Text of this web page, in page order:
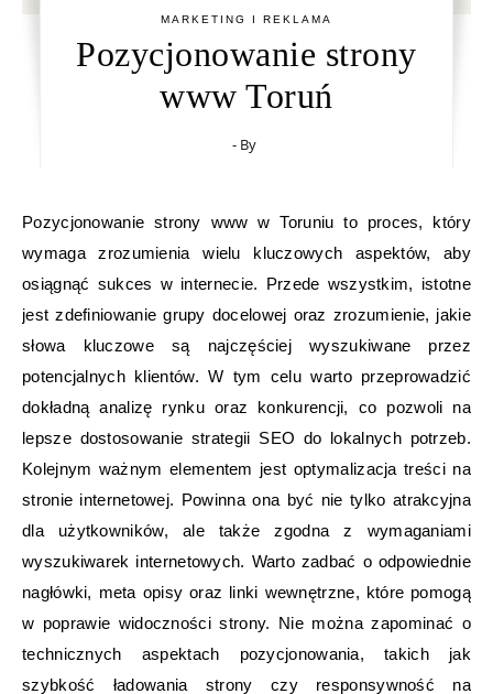
MARKETING I REKLAMA
Pozycjonowanie strony
www Toruń
- By
Pozycjonowanie strony www w Toruniu to proces, który
wymaga zrozumienia wielu kluczowych aspektów, aby
osiągnąć sukces w internecie. Przede wszystkim, istotne
jest zdefiniowanie grupy docelowej oraz zrozumienie, jakie
słowa kluczowe są najczęściej wyszukiwane przez
potencjalnych klientów. W tym celu warto przeprowadzić
dokładną analizę rynku oraz konkurencji, co pozwoli na
lepsze dostosowanie strategii SEO do lokalnych potrzeb.
Kolejnym ważnym elementem jest optymalizacja treści na
stronie internetowej. Powinna ona być nie tylko atrakcyjna
dla użytkowników, ale także zgodna z wymaganiami
wyszukiwarek internetowych. Warto zadbać o odpowiednie
nagłówki, meta opisy oraz linki wewnętrzne, które pomogą
w poprawie widoczności strony. Nie można zapominać o
technicznych aspektach pozycjonowania, takich jak
szybkość ładowania strony czy responsywność na